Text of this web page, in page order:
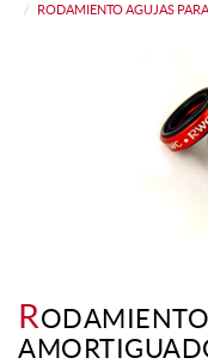
RODAMIENTO AGUJAS
R